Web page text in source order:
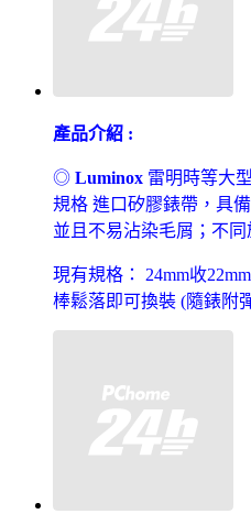
產品介紹 :
◎ Luminox 雷明時等大
規格 進口矽膠錶帶，具
並且不易沾染毛屑；不
現有規格： 24mm收
棒鬆落即可換裝 (隨錶附